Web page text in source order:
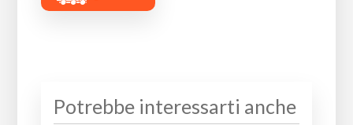
Potrebbe interessarti anche